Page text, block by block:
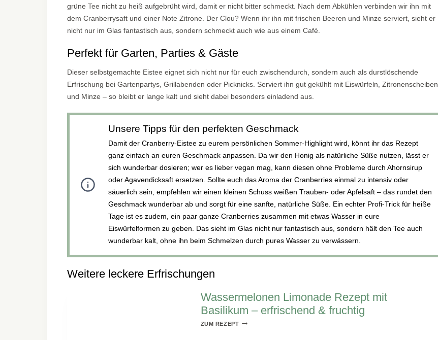
grüne Tee nicht zu heiß aufgebrüht wird, damit er nicht bitter schmeckt. Nach dem Abkühlen verbinden wir ihn mit
dem Cranberrysaft und einer Note Zitrone. Der Clou? Wenn ihr ihn mit frischen Beeren und Minze serviert, sieht er
nicht nur im Glas fantastisch aus, sondern schmeckt auch wie aus einem Café.
Perfekt für Garten, Parties & Gäste
Dieser selbstgemachte Eistee eignet sich nicht nur für euch zwischendurch, sondern auch als durstlöschende
Erfrischung bei Gartenpartys, Grillabenden oder Picknicks. Serviert ihn gut gekühlt mit Eiswürfeln, Zitronenscheiben
und Minze – so bleibt er lange kalt und sieht dabei besonders einladend aus.
Unsere Tipps für den perfekten Geschmack
Damit der Cranberry-Eistee zu eurem persönlichen Sommer-Highlight wird, könnt ihr das Rezept
ganz einfach an euren Geschmack anpassen. Da wir den Honig als natürliche Süße nutzen, lässt er
sich wunderbar dosieren; wer es lieber vegan mag, kann diesen ohne Probleme durch Ahornsirup
oder Agavendicksaft ersetzen. Sollte euch das Aroma der Cranberries einmal zu intensiv oder
säuerlich sein, empfehlen wir einen kleinen Schuss weißen Trauben- oder Apfelsaft – das rundet den
Geschmack wunderbar ab und sorgt für eine sanfte, natürliche Süße. Ein echter Profi-Trick für heiße
Tage ist es zudem, ein paar ganze Cranberries zusammen mit etwas Wasser in eure
Eiswürfelformen zu geben. Das sieht im Glas nicht nur fantastisch aus, sondern hält den Tee auch
wunderbar kalt, ohne ihn beim Schmelzen durch pures Wasser zu verwässern.
Weitere leckere Erfrischungen
Wassermelonen Limonade Rezept mit
Basilikum – erfrischend & fruchtig
ZUM REZEPTWASSERMELONEN